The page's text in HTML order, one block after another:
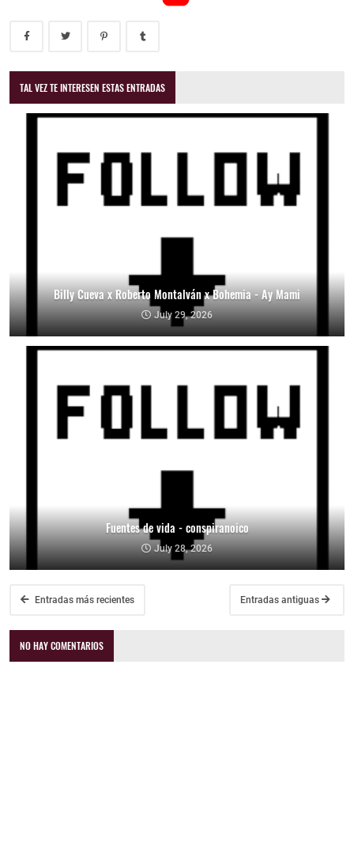
TAL VEZ TE INTERESEN ESTAS ENTRADAS
Billy Cueva x Roberto Montalván x Bohemia - Ay Mami
July 29, 2026
Fuentes de vida - conspiranoico
July 28, 2026
Entradas más recientes Entradas antiguas
NO HAY COMENTARIOS